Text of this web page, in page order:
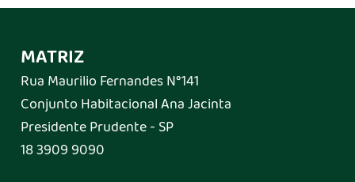
MATRIZ
Rua Maurilio Fernandes N°141
Conjunto Habitacional Ana Jacinta
Presidente Prudente - SP
18 3909 9090